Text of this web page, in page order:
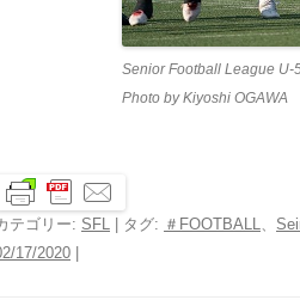
Senior Football League U-
Photo by Kiyoshi OGAWA
テゴリー: SFL | タグ: ＃FOOTBALL
17/2020 |